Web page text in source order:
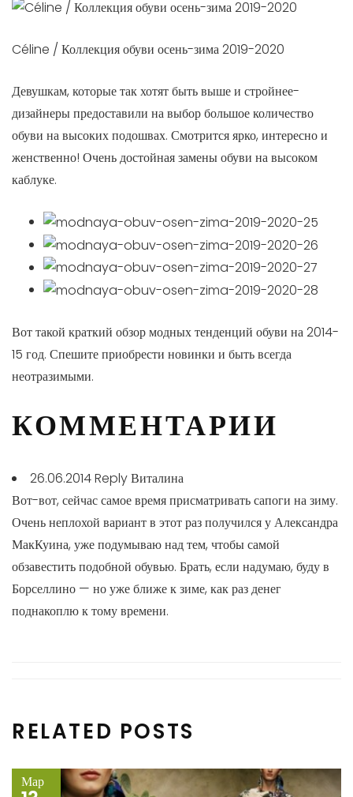
Céline / Коллекция обуви осень-зима 2019-2020
Девушкам, которые так хотят быть выше и стройнее-
дизайнеры предоставили на выбор большое количество
обуви на высоких подошвах. Смотрится ярко, интересно и
женственно! Очень достойная замены обуви на высоком
каблуке.
Вот такой краткий обзор модных тенденций обуви на 2014-
15 год. Спешите приобрести новинки и быть всегда
неотразимыми.
КОММЕНТАРИИ
26.06.2014 ReplyВиталина
Вот-вот, сейчас самое время присматривать сапоги на зиму.
Очень неплохой вариант в этот раз получился у Александра
МакКуина, уже подумываю над тем, чтобы самой
обзавестить подобной обувью. Брать, если надумаю, буду в
Борселлино — но уже ближе к зиме, как раз денег
поднакоплю к тому времени.
RELATED POSTS
Мар